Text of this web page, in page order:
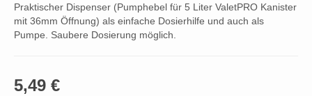
Praktischer Dispenser (Pumphebel für 5 Liter ValetPRO Kanister
mit 36mm Öffnung) als einfache Dosierhilfe und auch als
Pumpe. Saubere Dosierung möglich.
5,49 €